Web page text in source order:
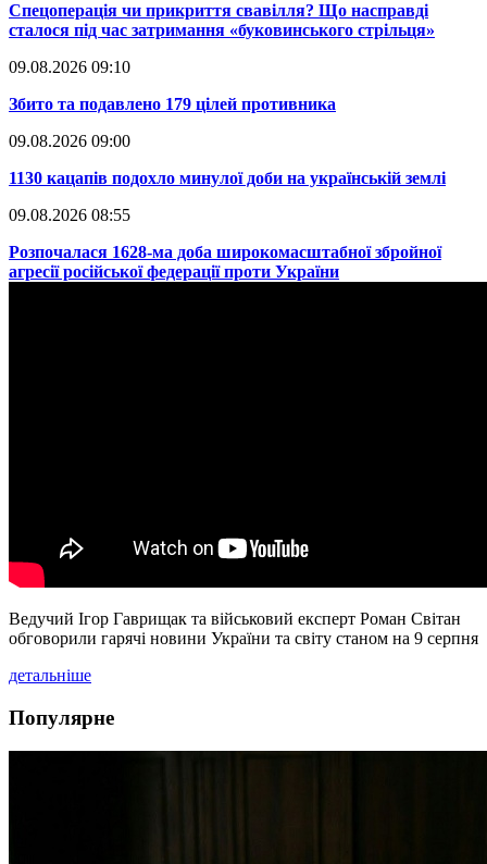
​Спецоперація чи прикриття свавілля? Що насправді
сталося під час затримання «буковинського стрільця»
09.08.2026 09:10
​Збито та подавлено 179 цілей противника
09.08.2026 09:00
​1130 кацапів подохло минулої доби на українській землі
09.08.2026 08:55
​Розпочалася 1628-ма доба широкомасштабної збройної
агресії російської федерації проти України
Ведучий Ігор Гаврищак та військовий експерт Роман Світан
обговорили гарячі новини України та світу станом на 9 серпня
детальніше
Популярне